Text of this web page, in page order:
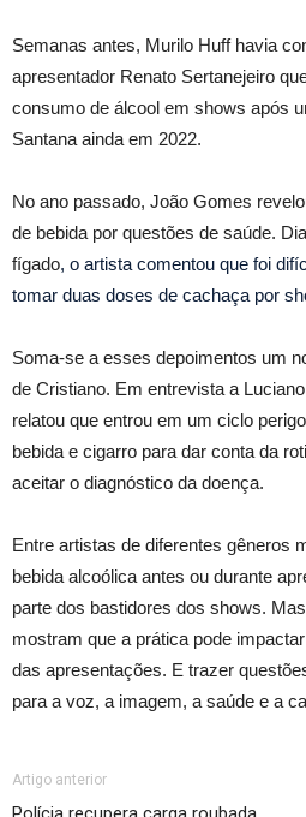
Semanas antes, Murilo Huff havia
apresentador Renato Sertanejeiro
consumo de álcool em shows após
Santana ainda em 2022.
No ano passado, João Gomes
de bebida por questões de saúde.
fígado, o artista comentou que foi
tomar duas doses de cachaça por
Soma-se a esses depoimentos um
de Cristiano. Em entrevista a
relatou que entrou em um ciclo
bebida e cigarro para dar conta da
aceitar o diagnóstico da doença.
Entre artistas de diferentes gêneros
bebida alcoólica antes ou durante
parte dos bastidores dos shows.
mostram que a prática pode
das apresentações. E trazer
para a voz, a imagem, a saúde e a
Artigo anterior